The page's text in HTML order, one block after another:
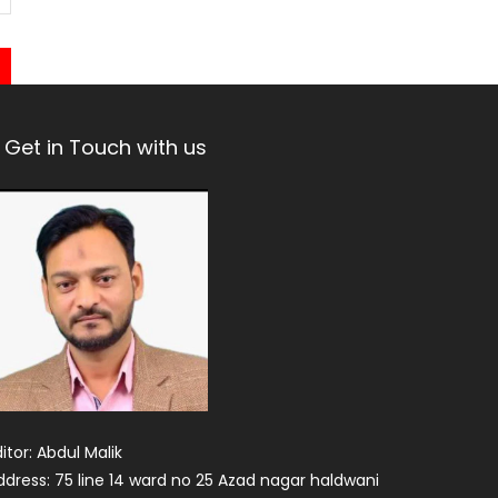
Get in Touch with us
Abdul Malik
75 line 14 ward no 25 Azad nagar haldwani